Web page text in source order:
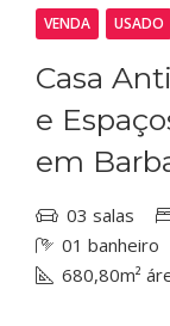
VENDA USADO
Casa
e
em
03 salas
01 banheiro
680,80m²